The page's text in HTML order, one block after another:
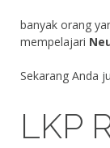
banyak orang
mempelajari
Sekarang Anda
LKP